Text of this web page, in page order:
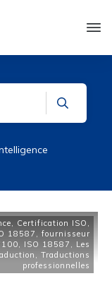
, Certification ISO ,
18587 , fournisseur
, ISO 18587 , Les
, Traductions
professionnelles